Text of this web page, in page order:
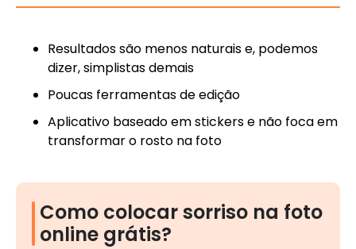
Resultados são menos naturais e, podemos
dizer, simplistas demais
Poucas ferramentas de edição
Aplicativo baseado em stickers e não foca em
transformar o rosto na foto
Como colocar sorriso na foto
online grátis?